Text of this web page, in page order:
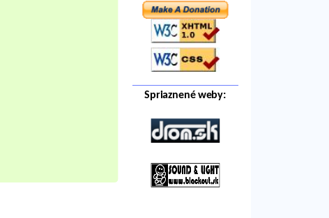
Spriaznené weby: